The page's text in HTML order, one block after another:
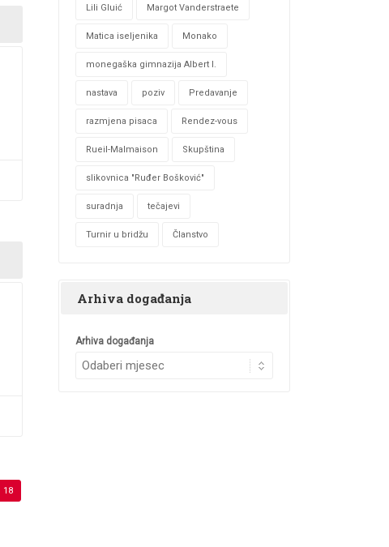
18
Lili Gluić Margot Vanderstraete
Matica iseljenika Monako
monegaška gimnazija Albert I.
nastava poziv Predavanje
razmjena pisaca Rendez-vous
Rueil-Malmaison Skupština
slikovnica "Ruđer Bošković"
suradnja tečajevi
Turnir u bridžu Članstvo
Arhiva događanja
Arhiva događanja